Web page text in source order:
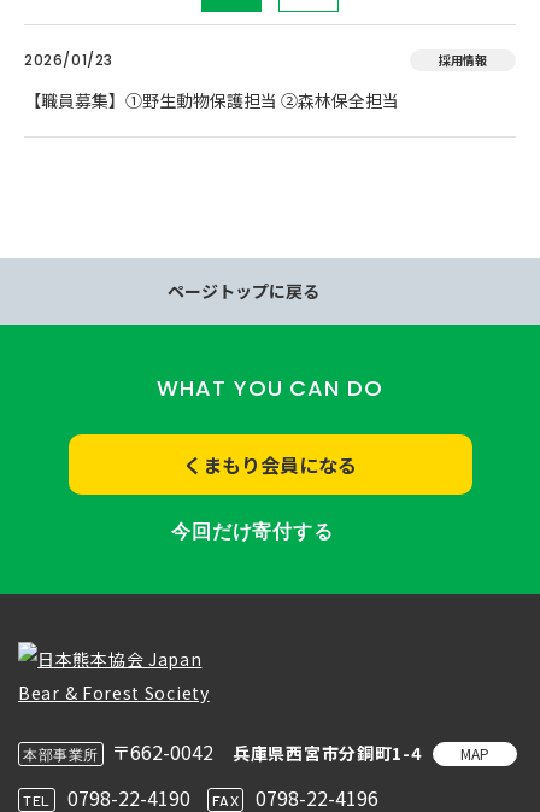
2026/01/23 採用情報
【職員募集】①野生動物保護担当 ②森林保全担当
ページトップに戻る
WHAT YOU CAN DO
くまもり会員になる
今回だけ寄付する
本部事業所 〒662-0042 兵庫県西宮市分銅町1-4 MAP
TEL 0798-22-4190 FAX 0798-22-4196